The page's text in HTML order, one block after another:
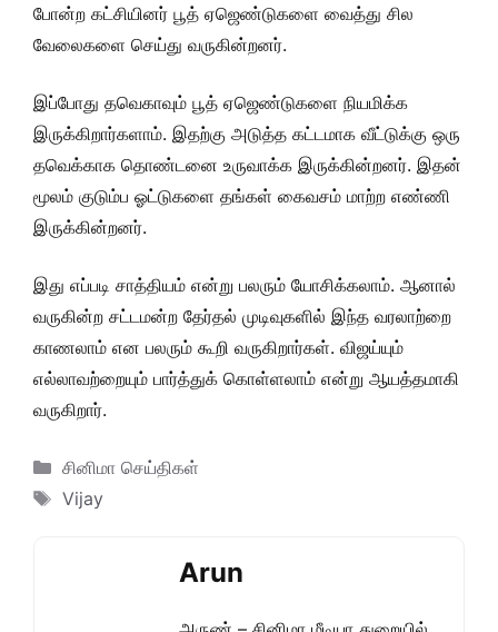
போன்ற கட்சியினர் பூத் ஏஜெண்டுகளை வைத்து சில
வேலைகளை செய்து வருகின்றனர்.
இப்போது தவெகாவும் பூத் ஏஜெண்டுகளை நியமிக்க
இருக்கிறார்களாம். இதற்கு அடுத்த கட்டமாக வீட்டுக்கு ஒரு
தவெக்காக தொண்டனை உருவாக்க இருக்கின்றனர். இதன்
மூலம் குடும்ப ஓட்டுகளை தங்கள் கைவசம் மாற்ற எண்ணி
இருக்கின்றனர்.
இது எப்படி சாத்தியம் என்று பலரும் யோசிக்கலாம். ஆனால்
வருகின்ற சட்டமன்ற தேர்தல் முடிவுகளில் இந்த வரலாற்றை
காணலாம் என பலரும் கூறி வருகிறார்கள். விஜய்யும்
எல்லாவற்றையும் பார்த்துக் கொள்ளலாம் என்று ஆயத்தமாகி
வருகிறார்.
Categories
சினிமா செய்திகள்
Tags
Vijay
Arun